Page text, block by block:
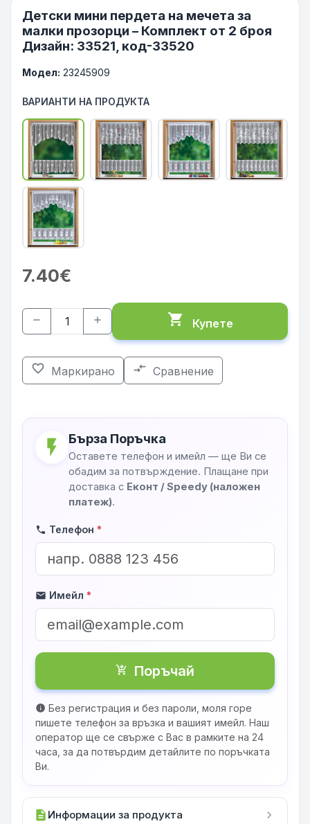
Детски мини пердета на мечета за
малки прозорци – Комплект от 2 броя
Дизайн: 33521, код-33520
Модел: 23245909
ВАРИАНТИ НА ПРОДУКТА
7.40€
remove add shopping_cart Купете
favorite_border Маркирано compare_arrows Сравнение
flash_on Бърза Поръчка
Оставете телефон и имейл — ще Ви се
обадим за потвърждение. Плащане при
доставка с Еконт / Speedy (наложен
платеж).
phone Телефон *
mail Имейл *
shopping_cart_checkout Поръчай
info Без регистрация и без пароли, моля горе
пишете телефон за връзка и вашият имейл. Наш
оператор ще се свърже с Вас в рамките на 24
часа, за да потвърдим детайлите по поръчката
Ви.
description Информации за продукта chevron_right